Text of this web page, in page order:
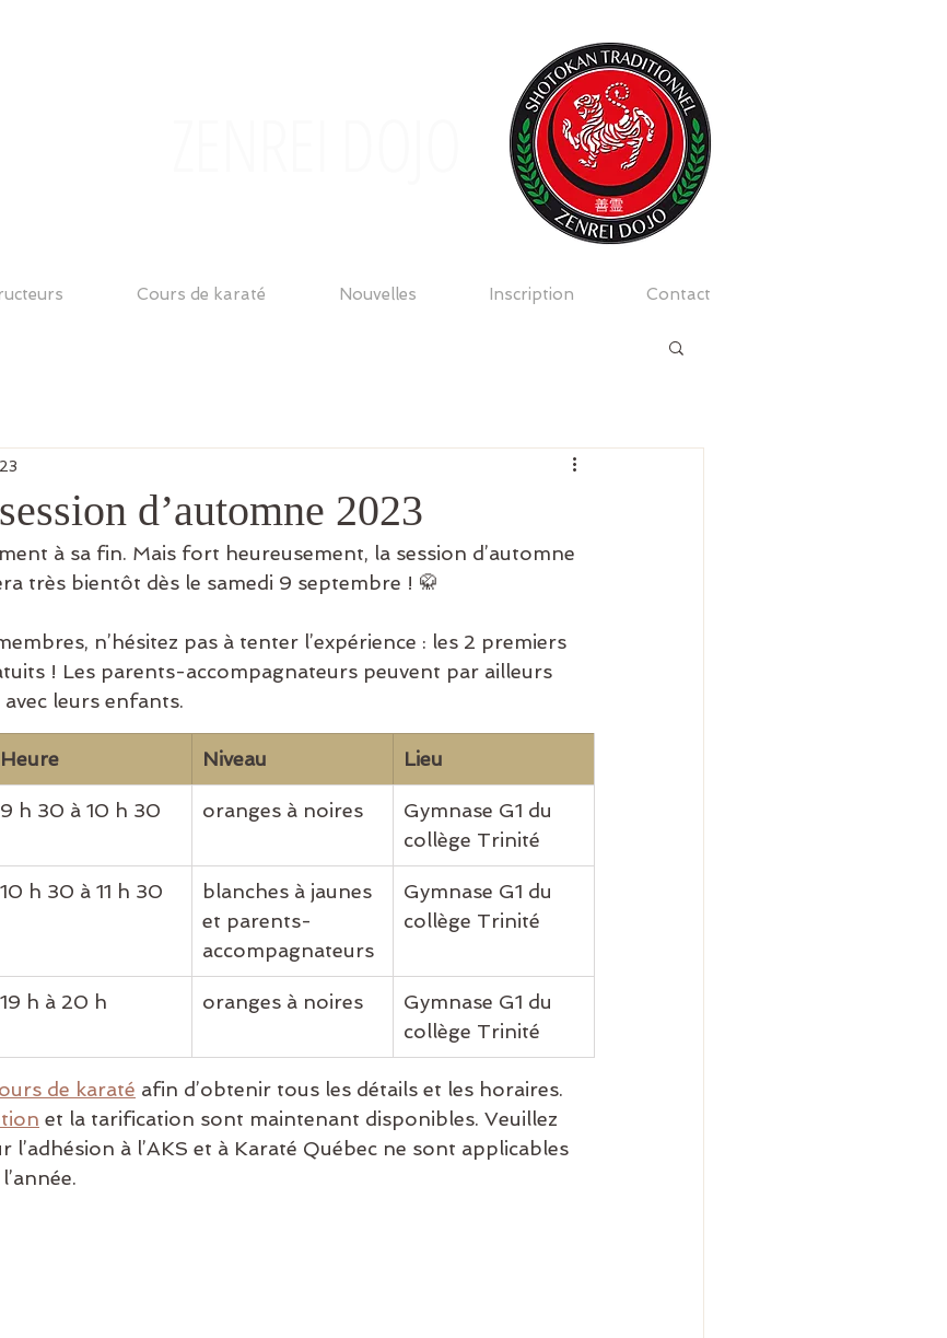
Se connecter
Cours de karaté Nouvelles Inscription Contact
d’automne 2023
à sa fin. Mais fort heureusement, la session d’automne
très bientôt dès le samedi 9 septembre ! 🥋
n’hésitez pas à tenter l’expérience : les 2 premiers
! Les parents-accompagnateurs peuvent par ailleurs
leurs enfants.
Heure Niveau Lieu
9 h 30 à 10 h 30 ​oranges à noires
Gymnase G1 du
collège Trinité
10 h 30 à 11 h 30
blanches à jaunes
et parents-
accompagnateurs
Gymnase G1 du
collège Trinité
19 h à 20 h oranges à noires
Gymnase G1 du
collège Trinité
de karaté afin d’obtenir tous les détails et les horaires.
et la tarification sont maintenant disponibles. Veuillez
l’adhésion à l’AKS et à Karaté Québec ne sont applicables